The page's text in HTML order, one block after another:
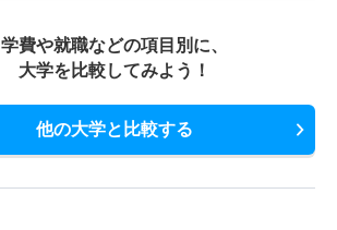
学費や就職などの項目別に、
大学を比較してみよう！
他の大学と比較する